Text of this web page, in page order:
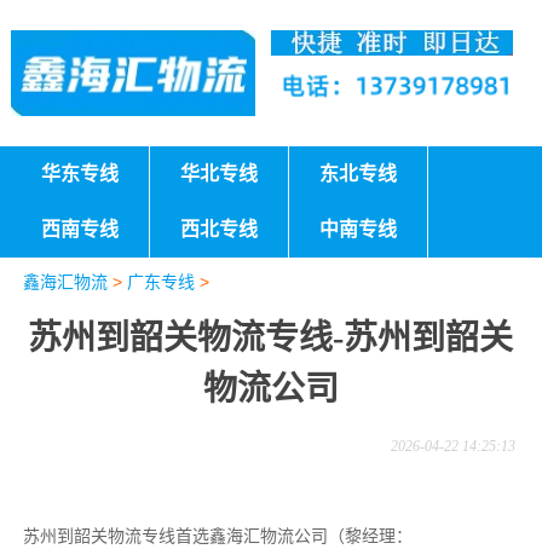
华东专线 华北专线 东北专线
西南专线 西北专线 中南专线
鑫海汇物流> 广东专线 >
苏州到韶关物流专线-苏州到韶关
物流公司
2026-04-22 14:25:13
苏州到韶关物流专线首选鑫海汇物流公司（黎经理：